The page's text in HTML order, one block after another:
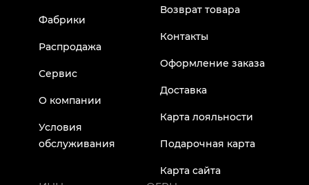
Фабрики
Распродажа
Сервис
О компании
Условия
обслуживания
Возврат товара
Контакты
Оформление заказа
Доставка
Карта лояльности
Подарочная карта
Карта сайта